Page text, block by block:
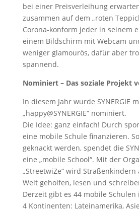
bei einer Preisverleihung
zusammen auf dem „roten
Corona-konform jeder in seinem
einem Bildschirm mit Webcam
weniger glamourös, dafür aber
spannend.
Nominiert – Das soziale Projekt
In diesem Jahr wurde SYNERGIE
„happy@SYNERGIE“ nominiert.
Die Idee: ganz einfach! Durch
eine mobile Schule finanzieren.
geknackt werden, spendet die
eine „mobile School“. Mit der
„StreetwiZe“ wird
Welt geholfen, lesen und
Derzeit gibt es 44 mobile
4 Kontinenten: Lateinamerika,